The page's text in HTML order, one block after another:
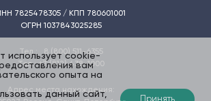
использует cookie-
вам
опыта на
данный сайт,
Принять
7825478305 / КПП 780601001
ОГРН 1037843025285
Тел.:
8 (800) 511-6355
Тел.:+7 (812) 438-1000
Адрес места нахождения: